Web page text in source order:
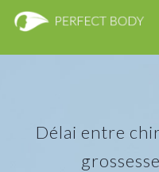
Délai entre